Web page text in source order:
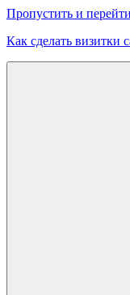
Пропустить и
Как сделать визитки